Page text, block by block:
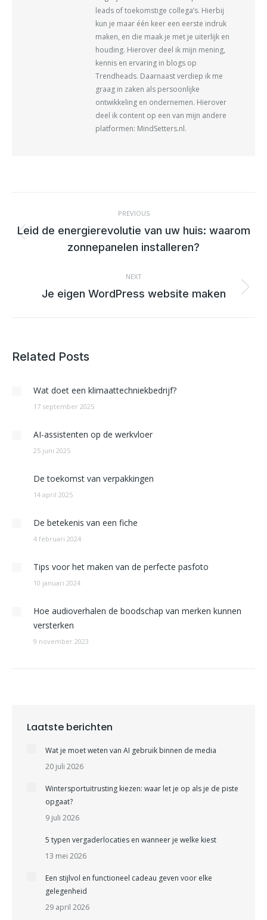
leads of toekomstige collega’s. Hierbij
kun je maar één keer een eerste indruk
maken, en die maak je met je uiterlijk en
houding. Hierover deel ik mijn mening,
kennis en ervaring in blogs op
Trendheads. Daarnaast verdiep ik me
graag in zaken als persoonlijke
ontwikkeling en ondernemen. Hierover
deel ik content op een van mijn andere
platformen: MindSetters.nl.
PREVIOUS
Previous
post:
Leid de energierevolutie van uw huis: waarom
zonnepanelen installeren?
NEXT
Next
Je eigen WordPress website maken
Related Posts
Wat doet een klimaattechniekbedrijf?
17 september 2025
AI-assistenten op de werkvloer
25 juni 2025
De toekomst van verpakkingen
14 april 2025
De betekenis van een fiche
4 februari 2024
Tips voor het maken van de perfecte pasfoto
10 januari 2024
Hoe audioverhalen de boodschap van merken kunnen
versterken
9 november 2023
Laatste berichten
Wat je moet weten van AI gebruik binnen de media
20 juli 2026
Wintersportuitrusting kiezen: waar let je op als je de piste
opgaat?
9 juli 2026
5 typen vergaderlocaties en wanneer je welke kiest
13 mei 2026
Een stijlvol en functioneel cadeau geven voor elke
gelegenheid
29 april 2026